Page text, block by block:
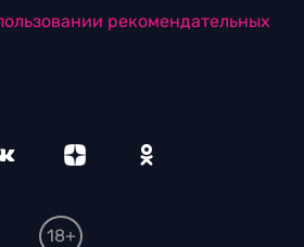
рекомендательных
18+